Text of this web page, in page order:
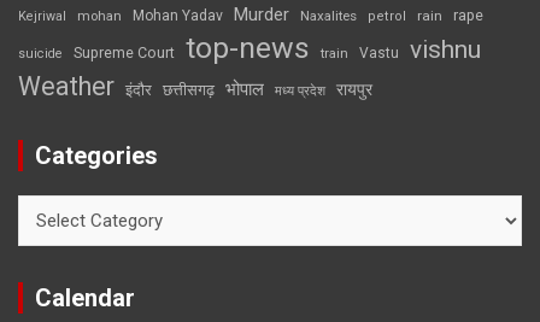
Kejriwal mohan Mohan Yadav Murder Naxalites petrol rain rape
suicide Supreme Court top-news train Vastu vishnu
Weather इंदौर छत्तीसगढ़ भोपाल मध्य प्रदेश रायपुर
Categories
Calendar